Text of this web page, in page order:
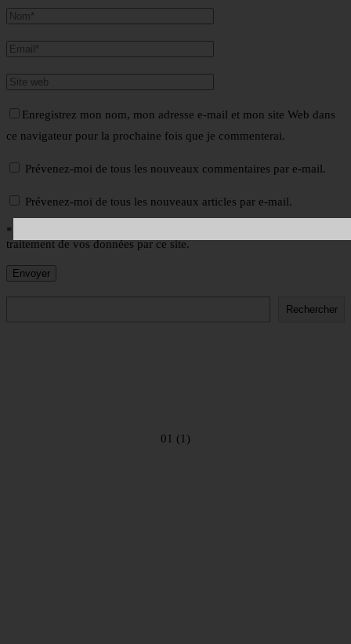
Enregistrez mon nom, mon adresse e-mail et mon site Web dans
ce navigateur pour la prochaine fois que je commenterai.
Prévenez-moi de tous les nouveaux commentaires par e-mail.
Prévenez-moi de tous les nouveaux articles par e-mail.
* En utilisant ce formulaire, vous acceptez le stockage et le
traitement de vos données par ce site.
Rechercher
01 (1)